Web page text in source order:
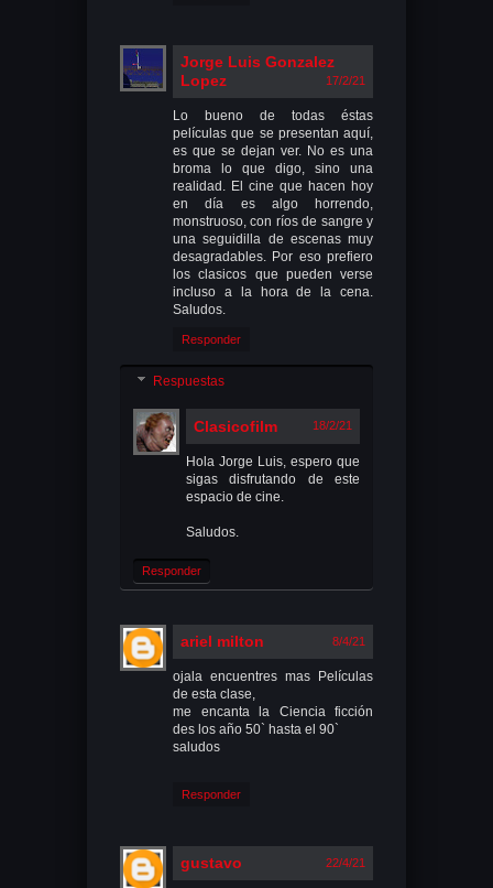
Jorge Luis Gonzalez
Lopez
17/2/21
Lo bueno de todas éstas
películas que se presentan aquí,
es que se dejan ver. No es una
broma lo que digo, sino una
realidad. El cine que hacen hoy
en día es algo horrendo,
monstruoso, con ríos de sangre y
una seguidilla de escenas muy
desagradables. Por eso prefiero
los clasicos que pueden verse
incluso a la hora de la cena.
Saludos.
Responder
Respuestas
Clasicofilm 18/2/21
Hola Jorge Luis, espero que
sigas disfrutando de este
espacio de cine.
Saludos.
Responder
ariel milton 8/4/21
ojala encuentres mas Películas
de esta clase,
me encanta la Ciencia ficción
des los año 50` hasta el 90`
saludos
Responder
gustavo 22/4/21